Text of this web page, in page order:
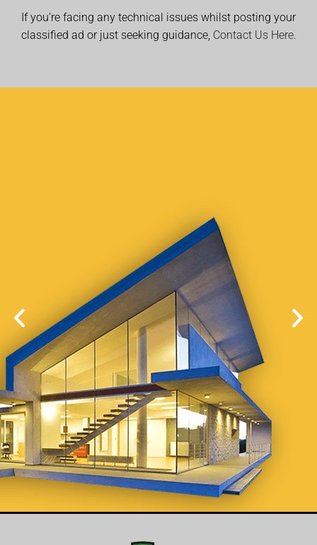
If you’re facing any technical issues whilst posting your
classified ad or just seeking guidance, Contact Us Here.